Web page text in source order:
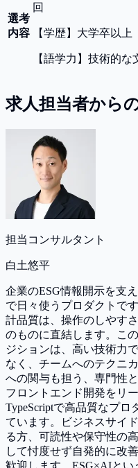
選考
内容
回
【学歴】 大学卒以上
【語学力 】 技術的な
求人担当者から
担当コンサルタント
白土悠平
企業のESG情報開示を支
で日々使うプロダクトで
計品質は、操作のしやす
のものに直結します。こ
ジションは、高い技術力
なく、チームへのテクニ
への関与も担う、専門性
フロントエンド開発をリ
TypeScriptで高品質なプ
ています。ビジネスサイ
る方、可読性や保守性の
して忖度せず自発的に改